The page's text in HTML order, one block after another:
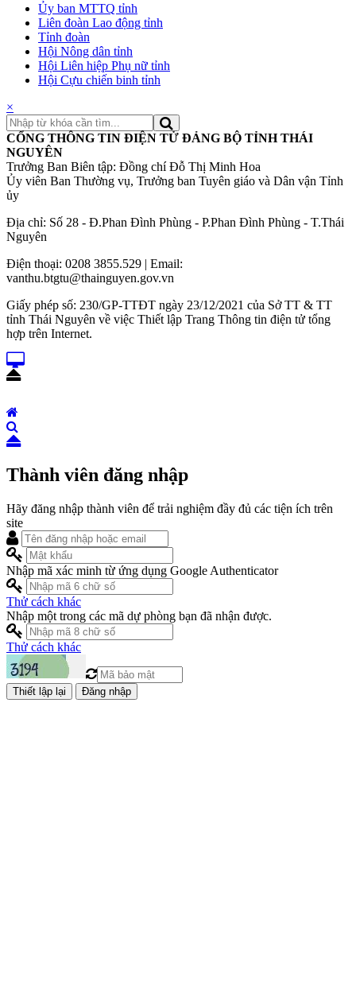
Ủy ban MTTQ tỉnh
Liên đoàn Lao động tỉnh
Tỉnh đoàn
Hội Nông dân tỉnh
Hội Liên hiệp Phụ nữ tỉnh
Hội Cựu chiến binh tỉnh
×
CỔNG THÔNG TIN ĐIỆN TỬ ĐẢNG BỘ TỈNH THÁI
NGUYÊN
Trưởng Ban Biên tập: Đồng chí Đỗ Thị Minh Hoa
Ủy viên Ban Thường vụ, Trưởng ban Tuyên giáo và Dân vận Tỉnh
ủy
Địa chỉ: Số 28 - Đ.Phan Đình Phùng - P.Phan Đình Phùng - T.Thái
Nguyên
Điện thoại: 0208 3855.529 | Email:
vanthu.btgtu@thainguyen.gov.vn
Giấy phép số: 230/GP-TTĐT ngày 23/12/2021 của Sở TT & TT
tỉnh Thái Nguyên về việc Thiết lập Trang Thông tin điện tử tổng
hợp trên Internet.
Thành viên đăng nhập
Hãy đăng nhập thành viên để trải nghiệm đầy đủ các tiện ích trên
site
Nhập mã xác minh từ ứng dụng Google Authenticator
Thử cách khác
Nhập một trong các mã dự phòng bạn đã nhận được.
Thử cách khác
Đăng nhập